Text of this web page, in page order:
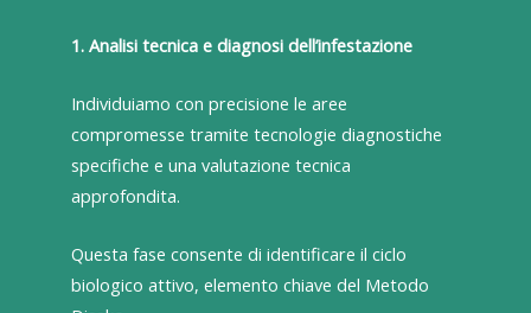
1. Analisi tecnica e diagnosi dell’infestazione
Individuiamo con precisione le aree
compromesse tramite tecnologie diagnostiche
specifiche e una valutazione tecnica
approfondita.
Questa fase consente di identificare il ciclo
biologico attivo, elemento chiave del Metodo